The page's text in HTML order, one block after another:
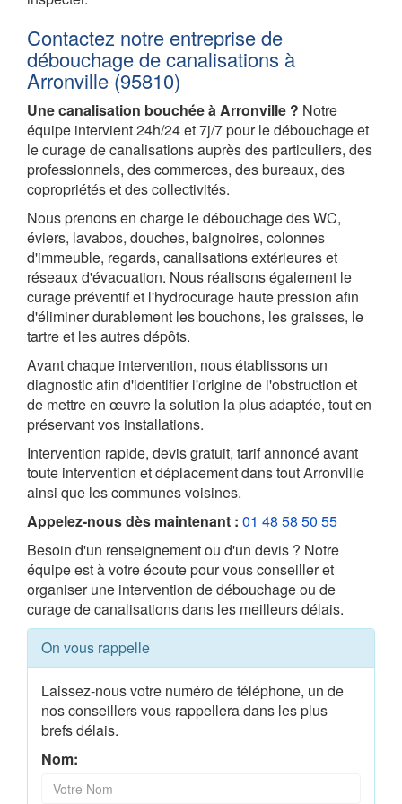
Contactez notre entreprise de
débouchage de canalisations à
Arronville (95810)
Une canalisation bouchée à Arronville ? Notre
équipe intervient 24h/24 et 7j/7 pour le débouchage et
le curage de canalisations auprès des particuliers, des
professionnels, des commerces, des bureaux, des
copropriétés et des collectivités.
Nous prenons en charge le débouchage des WC,
éviers, lavabos, douches, baignoires, colonnes
d'immeuble, regards, canalisations extérieures et
réseaux d'évacuation. Nous réalisons également le
curage préventif et l'hydrocurage haute pression afin
d'éliminer durablement les bouchons, les graisses, le
tartre et les autres dépôts.
Avant chaque intervention, nous établissons un
diagnostic afin d'identifier l'origine de l'obstruction et
de mettre en œuvre la solution la plus adaptée, tout en
préservant vos installations.
Intervention rapide, devis gratuit, tarif annoncé avant
toute intervention et déplacement dans tout Arronville
ainsi que les communes voisines.
Appelez-nous dès maintenant : 01 48 58 50 55
Besoin d'un renseignement ou d'un devis ? Notre
équipe est à votre écoute pour vous conseiller et
organiser une intervention de débouchage ou de
curage de canalisations dans les meilleurs délais.
On vous rappelle
Laissez-nous votre numéro de téléphone, un de
nos conseillers vous rappellera dans les plus
brefs délais.
Nom: